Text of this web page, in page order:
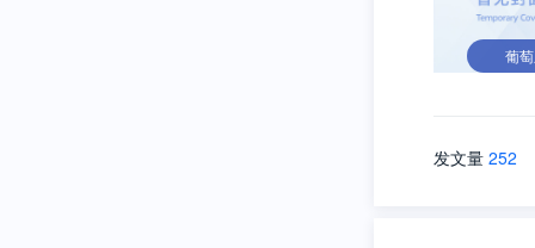
葡
发文量 252